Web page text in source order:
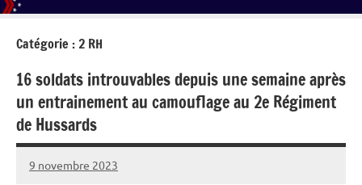
Catégorie :2 RH
16 soldats introuvables depuis une semaine après
un entrainement au camouflage au 2e Régiment
de Hussards
9 novembre 2023
Caporal
1